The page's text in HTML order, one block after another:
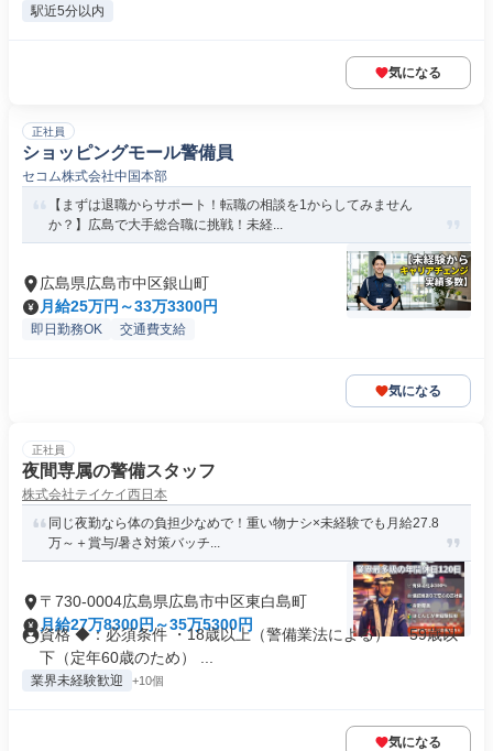
駅近5分以内
気になる
正社員
ショッピングモール警備員
セコム株式会社中国本部
【まずは退職からサポート！転職の相談を1からしてみません
か？】広島で大手総合職に挑戦！未経...
広島県広島市中区銀山町
月給25万円～33万3300円
即日勤務OK 交通費支給
気になる
正社員
夜間専属の警備スタッフ
株式会社テイケイ西日本
同じ夜勤なら体の負担少なめで！重い物ナシ×未経験でも月給27.8
万～＋賞与/暑さ対策バッチ...
〒730-0004広島県広島市中区東白島町
月給27万8300円～35万5300円
資格 ◆：必須条件 ・18歳以上（警備業法による） ・59歳以
下（定年60歳のため） ...
業界未経験歓迎 +10個
気になる